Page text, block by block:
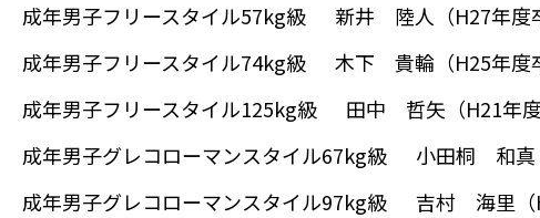
成年男子フリースタイル57kg級 新井 陸人（H27年度
成年男子フリースタイル74kg級 木下 貴輪（H25年度
成年男子フリースタイル125kg級 田中 哲矢（H21年度
成年男子グレコローマンスタイル67kg級 小田桐 和真
成年男子グレコローマンスタイル97kg級 吉村 海里（